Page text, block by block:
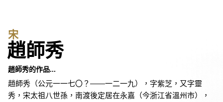
宋
趙師秀
趙師秀的作品...
趙師秀（公元一一七〇？——一二一九），字紫芝，又字靈
秀，宋太祖八世孫，南渡後定居在永嘉（今浙江省溫州市），